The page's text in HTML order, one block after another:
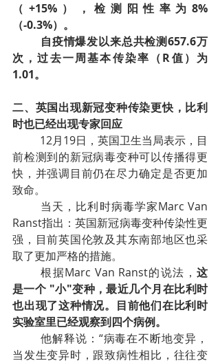
（+15%），检测阳性率为8%
（-0.3%）。
自疫情爆发以来总共检测657.6万
次，过去一周基本传染率（R值）为
1.01。
二、英国出现新冠变种传染更快，比利
时也已经出现专家回应
12月19日，英国卫生当局表示，目
前检测到的新冠病毒变种可以传播得更
快，并强调目前仍在尽力确定是否更加
致命。
当天，比利时病毒学家Marc Van
Ranst指出：英国新冠病毒变种传染性更
强，目前英国伦敦及其东南部地区也采
取了更加严格的措施。
根据Marc Van Ranst的说法，这
是一个 "小"变种，最近几个月在比利时
也出现了这种情况。目前他们在比利时
实验室里已经观察到四个病例。
他解释说：“病毒在不断地变异，
当发生变异时，跟致病性相比，往往变